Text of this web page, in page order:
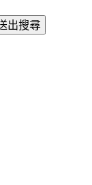
出搜尋